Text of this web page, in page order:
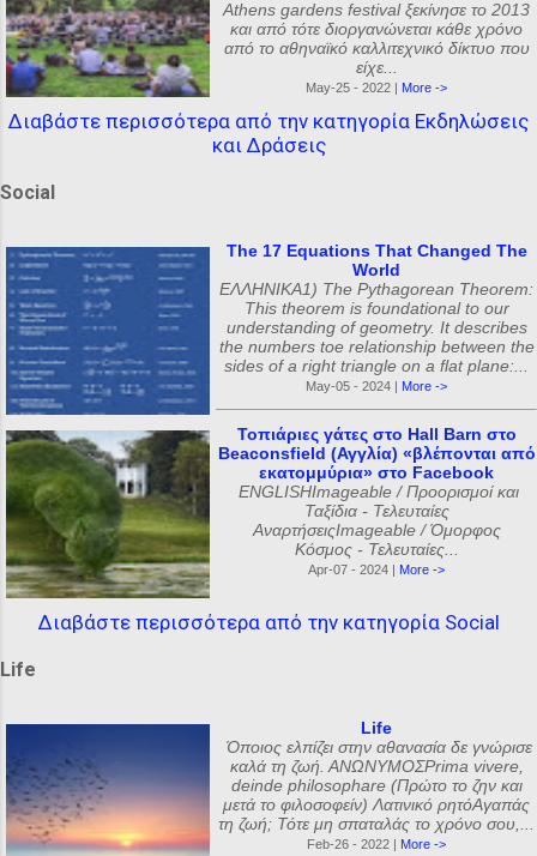
Athens gardens festival ξεκίνησε το 2013
και από τότε διοργανώνεται κάθε χρόνο
από το αθηναϊκό καλλιτεχνικό δίκτυο που
είχε...
May-25 - 2022 | More ->
Διαβάστε περισσότερα από την κατηγορία Εκδηλώσεις
και Δράσεις
Social
The 17 Equations That Changed The
World
ΕΛΛΗΝΙΚΑ1) The Pythagorean Theorem:
This theorem is foundational to our
understanding of geometry. It describes
the numbers toe relationship between the
sides of a right triangle on a flat plane:...
May-05 - 2024 | More ->
Τοπιάριες γάτες στο Hall Barn στο
Beaconsfield (Αγγλία) «βλέπονται από
εκατομμύρια» στο Facebook
ENGLISHImageable / Προορισμοί και
Ταξίδια - Τελευταίες
ΑναρτήσειςImageable / Όμορφος
Κόσμος - Τελευταίες...
Apr-07 - 2024 | More ->
Διαβάστε περισσότερα από την κατηγορία Social
Life
Life
Όποιος ελπίζει στην αθανασία δε γνώρισε
καλά τη ζωή. ΑΝΩΝΥΜΟΣPrima vivere,
deinde philosophare (Πρώτο το ζην και
μετά το φιλοσοφείν) Λατινικό ρητόΑγαπάς
τη ζωή; Τότε μη σπαταλάς το χρόνο σου,...
Feb-26 - 2022 | More ->